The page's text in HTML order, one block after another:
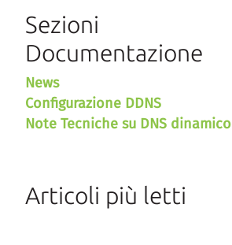
Sezioni
Documentazione
News
Configurazione DDNS
Note Tecniche su DNS dinamico
Articoli più letti